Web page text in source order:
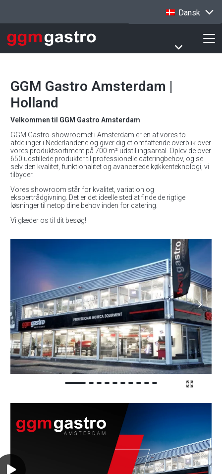
Dansk
GGM Gastro Amsterdam |
Holland
Velkommen til GGM Gastro Amsterdam
GGM Gastro-showroomet i Amsterdam er en af vores to
afdelinger i Nederlandene og giver dig et omfattende overblik over
vores produktsortiment på 700 m² udstillingsareal. Oplev de over
650 udstillede produkter til professionelle cateringbehov, og se
selv den kvalitet, funktionalitet og avancerede køkkenteknologi, vi
tilbyder.
Vores showroom står for kvalitet, variation og
ekspertrådgivning. Det er det ideelle sted at finde de rigtige
løsninger til netop dine behov inden for catering.
Vi glæder os til dit besøg!